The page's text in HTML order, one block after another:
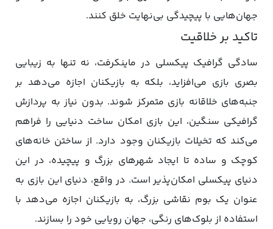
جهان‌هایی با پیچیدگی بی‌نهایت خلق کنند.
تاکید بر خلاقیت
سادگی گرافیک پیکسلی در ماینکرفت، نه تنها به زیبایی
بصری بازی می‌افزاید، بلکه به بازیکنان اجازه می‌دهد بر
جنبه‌های خلاقانه بازی متمرکز شوند. بدون نیاز به پردازش
گرافیکی سنگین، این بازی امکان ساخت دنیایی را فراهم
می‌کند که تخیلات بازیکنان وجود دارد. از ساختن خانه‌های
کوچک و ساده تا ایجاد شهرهای بزرگ و پیچیده، در این
دنیای پیکسلی امکان‌پذیر است. در واقع، دنیای این بازی به
عنوان یک بوم نقاشی بزرگ، به بازیکنان اجازه می‌دهد با
استفاده از بلوک‌های رنگی، جهان رویایی خود را بسازند.